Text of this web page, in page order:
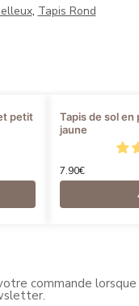
, Tapis Rond
petit
Tapis de sol
jaune
7.90€
commande lorsque